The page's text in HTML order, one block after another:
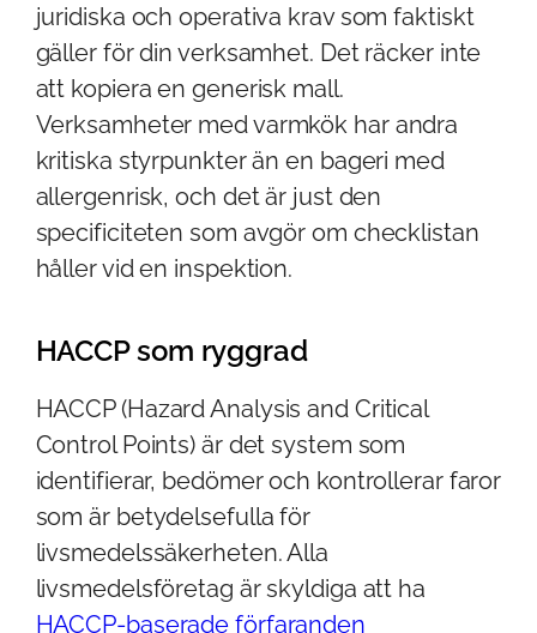
juridiska och operativa krav som faktiskt
gäller för din verksamhet. Det räcker inte
att kopiera en generisk mall.
Verksamheter med varmkök har andra
kritiska styrpunkter än en bageri med
allergenrisk, och det är just den
specificiteten som avgör om checklistan
håller vid en inspektion.
HACCP som ryggrad
HACCP (Hazard Analysis and Critical
Control Points) är det system som
identifierar, bedömer och kontrollerar faror
som är betydelsefulla för
livsmedelssäkerheten. Alla
livsmedelsföretag är skyldiga att ha
HACCP-baserade förfaranden